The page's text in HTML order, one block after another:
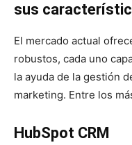
sus
El mercado actual
robustos, cada uno
la ayuda de la gestión
marketing. Entre los
HubSpot CRM